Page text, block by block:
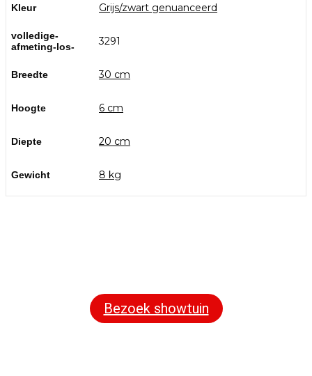
Kleur Grijs/zwart genuanceerd
volledige-
afmeting-los-
3291
Breedte 30 cm
Hoogte 6 cm
Diepte 20 cm
Gewicht 8 kg
Bezoek showtuin